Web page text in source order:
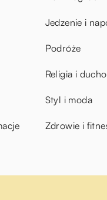
Jedzenie i
Podróże
Religia i
Styl i moda
Zdrowie i